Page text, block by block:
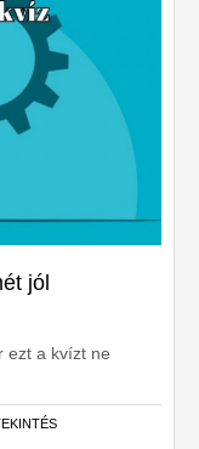
jól
ezt a kvízt ne